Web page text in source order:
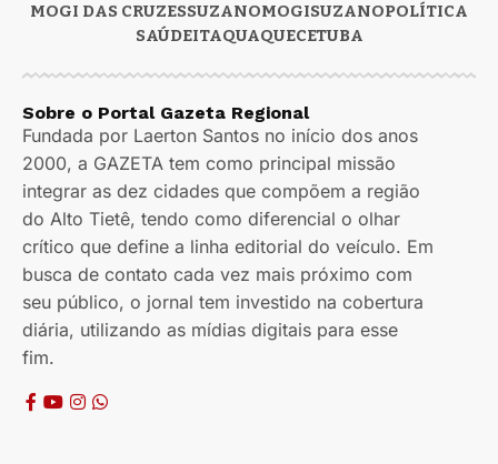
MOGI DAS CRUZESSUZANOMOGISUZANOPOLÍTICA
SAÚDEITAQUAQUECETUBA
Sobre o Portal Gazeta Regional
Fundada por Laerton Santos no início dos anos
2000, a GAZETA tem como principal missão
integrar as dez cidades que compõem a região
do Alto Tietê, tendo como diferencial o olhar
crítico que define a linha editorial do veículo. Em
busca de contato cada vez mais próximo com
seu público, o jornal tem investido na cobertura
diária, utilizando as mídias digitais para esse
fim.